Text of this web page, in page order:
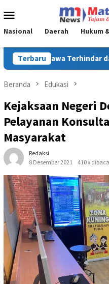
ke
Mobile
Nasional Daerah Hukum
Terbaru
MIND ID Tegaskan
Beranda Edukasi
Kejaksaan Negeri
Pelayanan
Masyarakat
Redaksi
8 Desember 2021
410 x dibaca